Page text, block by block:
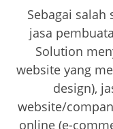
Sebagai salah
jasa
Solution
website yang
design),
website/
online (e-